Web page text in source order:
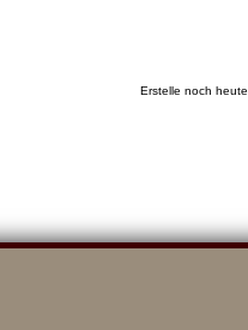
Erstelle noch